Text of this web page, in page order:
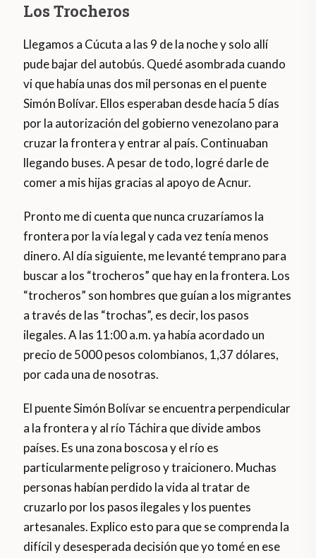
Los Trocheros
Llegamos a Cúcuta a las 9 de la noche y solo allí
pude bajar del autobús. Quedé asombrada cuando
vi que había unas dos mil personas en el puente
Simón Bolívar. Ellos esperaban desde hacía 5 días
por la autorización del gobierno venezolano para
cruzar la frontera y entrar al país. Continuaban
llegando buses. A pesar de todo, logré darle de
comer a mis hijas gracias al apoyo de Acnur.
Pronto me di cuenta que nunca cruzaríamos la
frontera por la vía legal y cada vez tenía menos
dinero. Al día siguiente, me levanté temprano para
buscar a los “trocheros” que hay en la frontera. Los
“trocheros” son hombres que guían a los migrantes
a través de las “trochas”, es decir, los pasos
ilegales. A las 11:00 a.m. ya había acordado un
precio de 5000 pesos colombianos, 1,37 dólares,
por cada una de nosotras.
El puente Simón Bolívar se encuentra perpendicular
a la frontera y al río Táchira que divide ambos
países. Es una zona boscosa y el río es
particularmente peligroso y traicionero. Muchas
personas habían perdido la vida al tratar de
cruzarlo por los pasos ilegales y los puentes
artesanales. Explico esto para que se comprenda la
difícil y desesperada decisión que yo tomé en ese